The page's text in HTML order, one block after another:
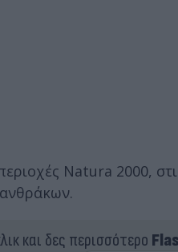
Natura 2000,
και δες περισσότερο